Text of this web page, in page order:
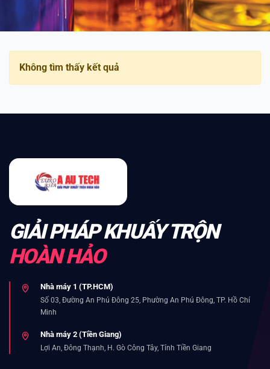
Không tìm thấy kết quả
GIẢI PHÁP KHUẤY TRỘN
HOÀN HẢO
Nhà máy 1 (TP.HCM)
Số 03, Đường An Phú Đông 25, Phường An Phú Đông, TP. Hồ Chí
Minh
Nhà máy 2 (Tiền Giang)
Lợi An, Đông Thạnh, H. Gò Công Tây, Tỉnh Tiền Giang